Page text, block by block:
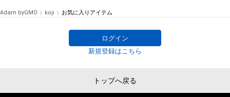
# 60/100
Adam byGMO koji お気に入りアイテム
ログイン
新規登録はこちら
トップへ戻る